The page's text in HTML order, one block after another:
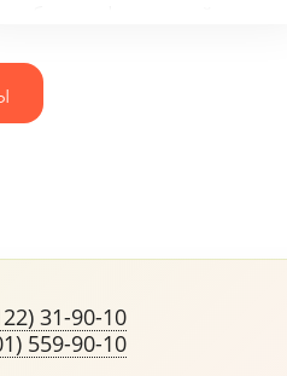
другое.
31-90-10
559-90-10